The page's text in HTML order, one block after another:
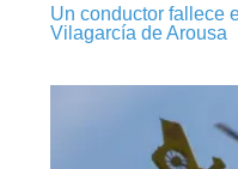
Un conductor fallece
Vilagarcía de Arousa